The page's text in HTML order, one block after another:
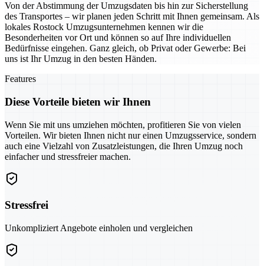
Von der Abstimmung der Umzugsdaten bis hin zur Sicherstellung
des Transportes – wir planen jeden Schritt mit Ihnen gemeinsam. Als
lokales Rostock Umzugsunternehmen kennen wir die
Besonderheiten vor Ort und können so auf Ihre individuellen
Bedürfnisse eingehen. Ganz gleich, ob Privat oder Gewerbe: Bei
uns ist Ihr Umzug in den besten Händen.
Features
Diese Vorteile bieten wir Ihnen
Wenn Sie mit uns umziehen möchten, profitieren Sie von vielen
Vorteilen. Wir bieten Ihnen nicht nur einen Umzugsservice, sondern
auch eine Vielzahl von Zusatzleistungen, die Ihren Umzug noch
einfacher und stressfreier machen.
Stressfrei
Unkompliziert Angebote einholen und vergleichen